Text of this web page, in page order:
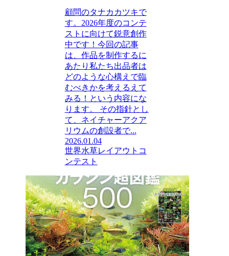
顧問のタナカカツキで
す。2026年度のコンテ
ストに向けて鋭意創作
中です！今回の記事
は、作品を制作するに
あたり私たち出品者は
どのような心構えで臨
むべきかを考えるえて
みる！という内容にな
ります。 その指針とし
て、ネイチャーアクア
リウムの創設者で...
2026.01.04
世界水草レイアウトコ
ンテスト